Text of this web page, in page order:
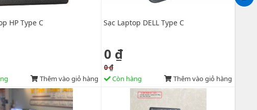
HP Type C
Thêm vào giỏ hàng
Sạc Laptop DELL Type C
0 ₫
0 ₫
Còn hàng
Thêm vào giỏ hàng